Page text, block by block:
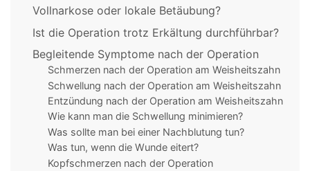
Vollnarkose oder lokale Betäubung?
Ist die Operation trotz Erkältung durchführbar?
Begleitende Symptome nach der Operation
Schmerzen nach der Operation am Weisheitszahn
Schwellung nach der Operation am Weisheitszahn
Entzündung nach der Operation am Weisheitszahn
Wie kann man die Schwellung minimieren?
Was sollte man bei einer Nachblutung tun?
Was tun, wenn die Wunde eitert?
Kopfschmerzen nach der Operation